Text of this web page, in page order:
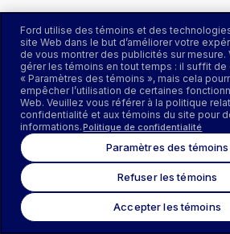
Ford utilise des témoins et des
site Web dans le but d’améliorer votre
de vous montrer des publicités sur mesure.
gérer les témoins en tout temps : il suffit de
« Paramètres des témoins », mais cela
empêcher l’utilisation de certaines
Web. Veuillez vous référer à la politique
confidentialité et aux témoins du site pour
informations.Politique de confidentialité
Paramètres des témoins
Refuser les témoins
Accepter les témoins